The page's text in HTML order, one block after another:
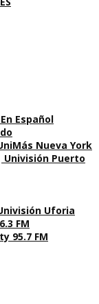
Español
Nueva York
Univisión Puerto
FM
95.7 FM